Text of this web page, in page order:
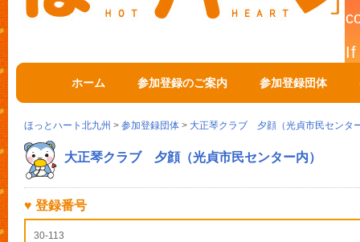
ホーム 参加登録のご案内 参加登録団体
ほっとハート北九州 > 参加登録団体 > 大正琴クラブ 夕顔（光貞市民センタ
大正琴クラブ 夕顔（光貞市民センター内）
♥ 登録番号
30-113